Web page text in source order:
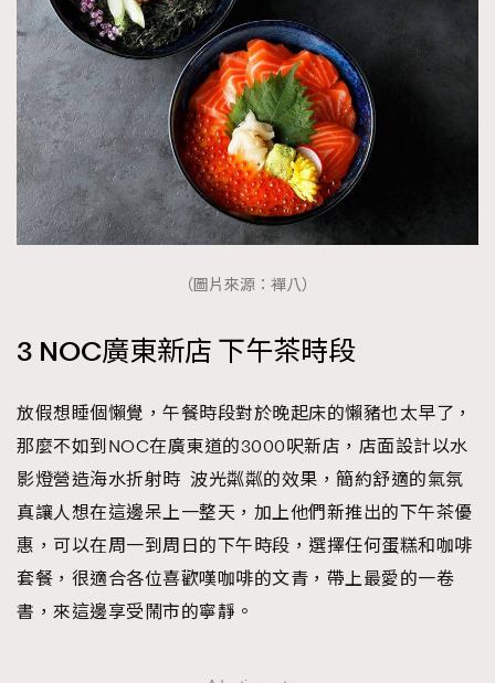
TRENDING
（圖片來源：襌八）
3 NOC廣東新店 下午茶時段
放假想睡個懶覺，午餐時段對於晚起床的懶豬也太早了，
那麼不如到NOC在廣東道的3000呎新店，店面設計以水
影燈營造海水折射時 波光粼粼的效果，簡約舒適的氣氛
真讓人想在這邊呆上一整天，加上他們新推出的下午茶優
惠，可以在周一到周日的下午時段，選擇任何蛋糕和咖啡
套餐，很適合各位喜歡嘆咖啡的文青，帶上最愛的一卷
書，來這邊享受鬧市的寧靜。